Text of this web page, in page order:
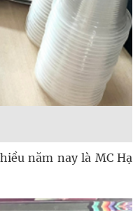
năm nay là MC Hạ